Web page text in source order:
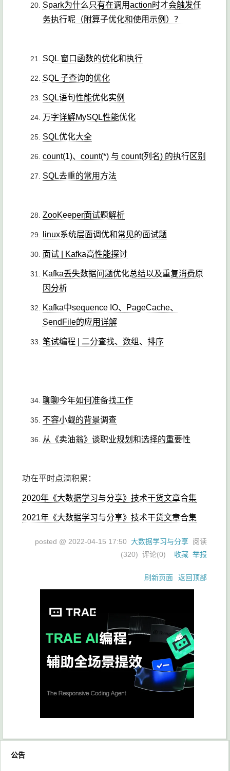
Spark为什么只有在调用action时才会触发任
务执行呢（附算子优化和使用示例）？
SQL 窗口函数的优化和执行
SQL 子查询的优化
SQL语句性能优化实例
万字详解MySQL性能优化
SQL优化大全
count(1)、count(*) 与 count(列名) 的执行区别
SQL去重的常用方法
ZooKeeper面试题解析
linux系统层面调优和常见的面试题
面试 | Kafka高性能探讨
Kafka丢失数据问题优化总结以及重复消费原
因分析
Kafka中sequence IO、PageCache、
SendFile的应用详解
笔试编程 | 二分查找、数组、排序
聊聊今年如何准备找工作
不容小觑的背景调查
从《卖油翁》谈职业规划和选择的重要性
功在平时点滴积累：
2020年《大数据学习与分享》技术干货文章合集
2021年《大数据学习与分享》技术干货文章合集
posted @ 2022-04-15 17:50 大数据学习与分享 阅读
(320) 评论(0) 收藏 举报
刷新页面 返回顶部
公告